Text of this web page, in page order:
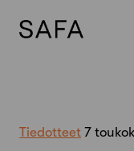
Tiedotteet 7